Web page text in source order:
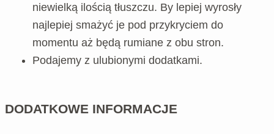
niewielką ilością tłuszczu. By lepiej wyrosły
najlepiej smażyć je pod przykryciem do
momentu aż będą rumiane z obu stron.
Podajemy z ulubionymi dodatkami.
DODATKOWE INFORMACJE